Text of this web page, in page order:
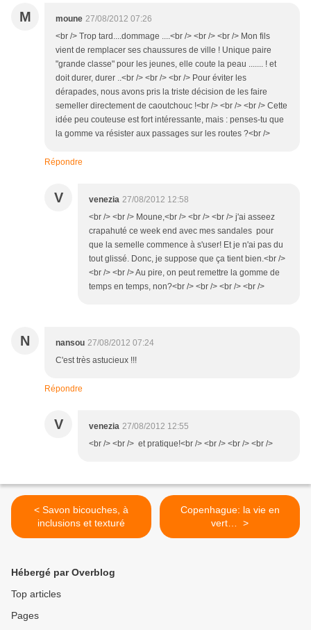
M moune 27/08/2012 07:26
<br /> Trop tard....dommage ....<br /> <br /> <br /> Mon fils
vient de remplacer ses chaussures de ville ! Unique paire
"grande classe" pour les jeunes, elle coute la peau ....... ! et
doit durer, durer ..<br /> <br /> <br /> Pour éviter les
dérapades, nous avons pris la triste décision de les faire
semeller directement de caoutchouc !<br /> <br /> <br /> Cette
idée peu couteuse est fort intéressante, mais : penses-tu que
la gomme va résister aux passages sur les routes ?<br />
Répondre
V venezia 27/08/2012 12:58
<br /> <br /> Moune,<br /> <br /> <br /> j'ai asseez
crapahuté ce week end avec mes sandales pour
que la semelle commence à s'user! Et je n'ai pas du
tout glissé. Donc, je suppose que ça tient bien.<br />
<br /> <br /> Au pire, on peut remettre la gomme de
temps en temps, non?<br /> <br /> <br /> <br />
N nansou 27/08/2012 07:24
C'est très astucieux !!!
Répondre
V venezia 27/08/2012 12:55
<br /> <br /> et pratique!<br /> <br /> <br /> <br />
< Savon bicouches, à
inclusions et texturé
Copenhague: la vie en
vert… >
Hébergé par Overblog
Top articles
Pages